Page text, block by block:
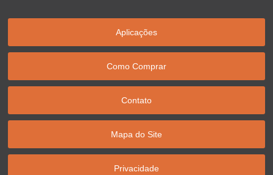
Aplicações
Como Comprar
Contato
Mapa do Site
Privacidade